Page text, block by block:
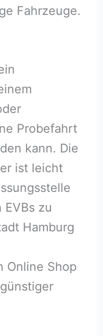
Fahrzeuge.
Probefahrt
kann. Die
ist leicht
zu
Hamburg
Online Shop